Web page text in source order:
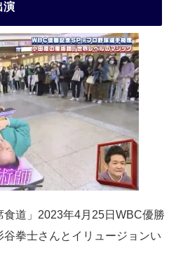
演
道」2023年4月25日WBC優勝
拳士さんとイリュージョンい